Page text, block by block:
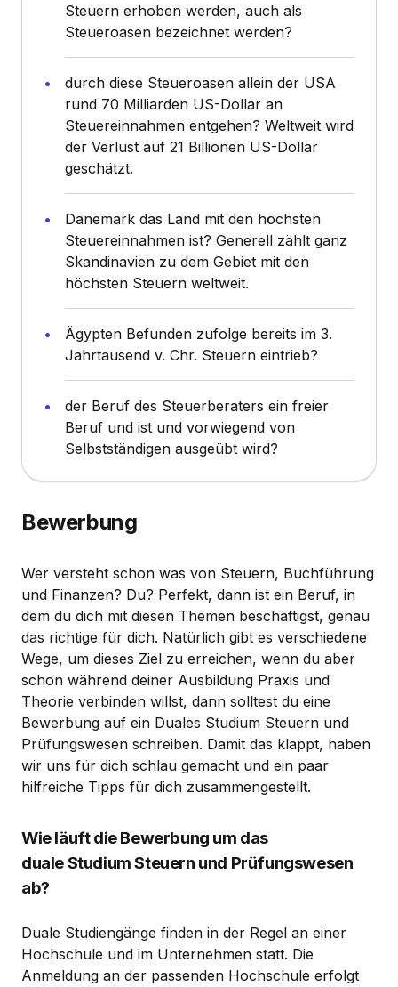
Steuern erhoben werden, auch als
Steueroasen bezeichnet werden?
durch diese Steueroasen allein der USA
rund 70 Milliarden US-Dollar an
Steuereinnahmen entgehen? Weltweit wird
der Verlust auf 21 Billionen US-Dollar
geschätzt.
Dänemark das Land mit den höchsten
Steuereinnahmen ist? Generell zählt ganz
Skandinavien zu dem Gebiet mit den
höchsten Steuern weltweit.
Ägypten Befunden zufolge bereits im 3.
Jahrtausend v. Chr. Steuern eintrieb?
der Beruf des Steuerberaters ein freier
Beruf und ist und vorwiegend von
Selbstständigen ausgeübt wird?
Bewerbung
Wer versteht schon was von Steuern, Buchführung
und Finanzen? Du? Perfekt, dann ist ein Beruf, in
dem du dich mit diesen Themen beschäftigst, genau
das richtige für dich. Natürlich gibt es verschiedene
Wege, um dieses Ziel zu erreichen, wenn du aber
schon während deiner Ausbildung Praxis und
Theorie verbinden willst, dann solltest du eine
Bewerbung auf ein Duales Studium Steuern und
Prüfungswesen schreiben. Damit das klappt, haben
wir uns für dich schlau gemacht und ein paar
hilfreiche Tipps für dich zusammengestellt.
Wie läuft die Bewerbung um das
duale Studium Steuern und Prüfungswesen
ab?
Duale Studiengänge finden in der Regel an einer
Hochschule und im Unternehmen statt. Die
Anmeldung an der passenden Hochschule erfolgt